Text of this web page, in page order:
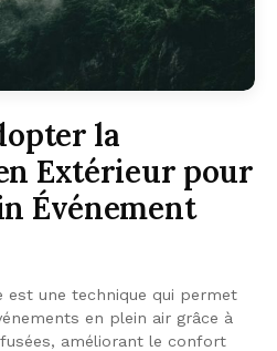
la
Extérieur pour
Événement
est une technique qui permet
en plein air grâce à
améliorant le confort